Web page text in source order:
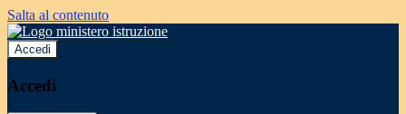
Salta al contenuto
Accedi
Accedi